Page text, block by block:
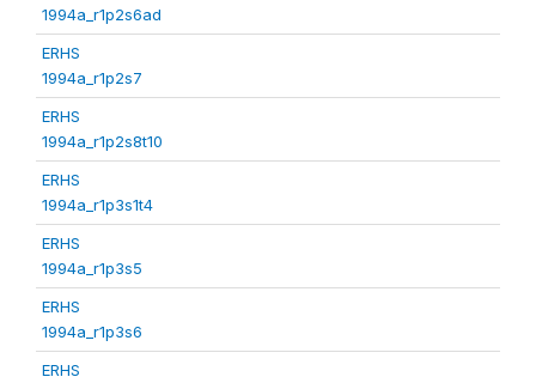
1994a_r1p2s6ad
ERHS
1994a_r1p2s7
ERHS
1994a_r1p2s8t10
ERHS
1994a_r1p3s1t4
ERHS
1994a_r1p3s5
ERHS
1994a_r1p3s6
ERHS